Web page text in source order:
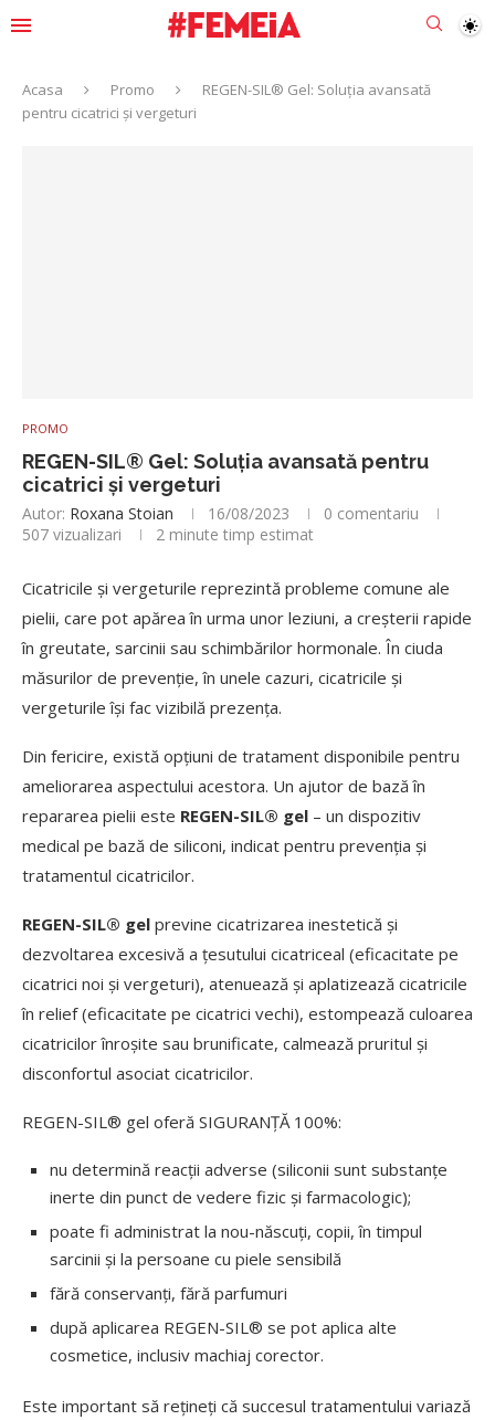
Acasa Promo
REGEN-SIL® Gel: Soluția avansată
pentru cicatrici și vergeturi
PROMO
REGEN-SIL® Gel: Soluția avansată pentru
cicatrici și vergeturi
Autor: Roxana Stoian 16/08/2023
0 comentariu
507 vizualizari 2 minute timp estimat
Cicatricile și vergeturile reprezintă probleme comune ale
pielii, care pot apărea în urma unor leziuni, a creșterii rapide
în greutate, sarcinii sau schimbărilor hormonale. În ciuda
măsurilor de prevenție, în unele cazuri, cicatricile și
vergeturile își fac vizibilă prezența.
Din fericire, există opțiuni de tratament disponibile pentru
ameliorarea aspectului acestora. Un ajutor de bază în
repararea pielii este REGEN-SIL® gel – un dispozitiv
medical pe bază de siliconi, indicat pentru prevenția și
tratamentul cicatricilor.
REGEN-SIL® gel previne cicatrizarea inestetică și
dezvoltarea excesivă a țesutului cicatriceal (eficacitate pe
cicatrici noi și vergeturi), atenuează și aplatizează cicatricile
în relief (eficacitate pe cicatrici vechi), estompează culoarea
cicatricilor înroșite sau brunificate, calmează pruritul și
disconfortul asociat cicatricilor.
REGEN-SIL® gel oferă SIGURANȚĂ 100%:
nu determină reacții adverse (siliconii sunt substanțe
inerte din punct de vedere fizic și farmacologic);
poate fi administrat la nou-născuți, copii, în timpul
sarcinii și la persoane cu piele sensibilă
fără conservanți, fără parfumuri
după aplicarea REGEN-SIL® se pot aplica alte
cosmetice, inclusiv machiaj corector.
Este important să rețineți că succesul tratamentului variază